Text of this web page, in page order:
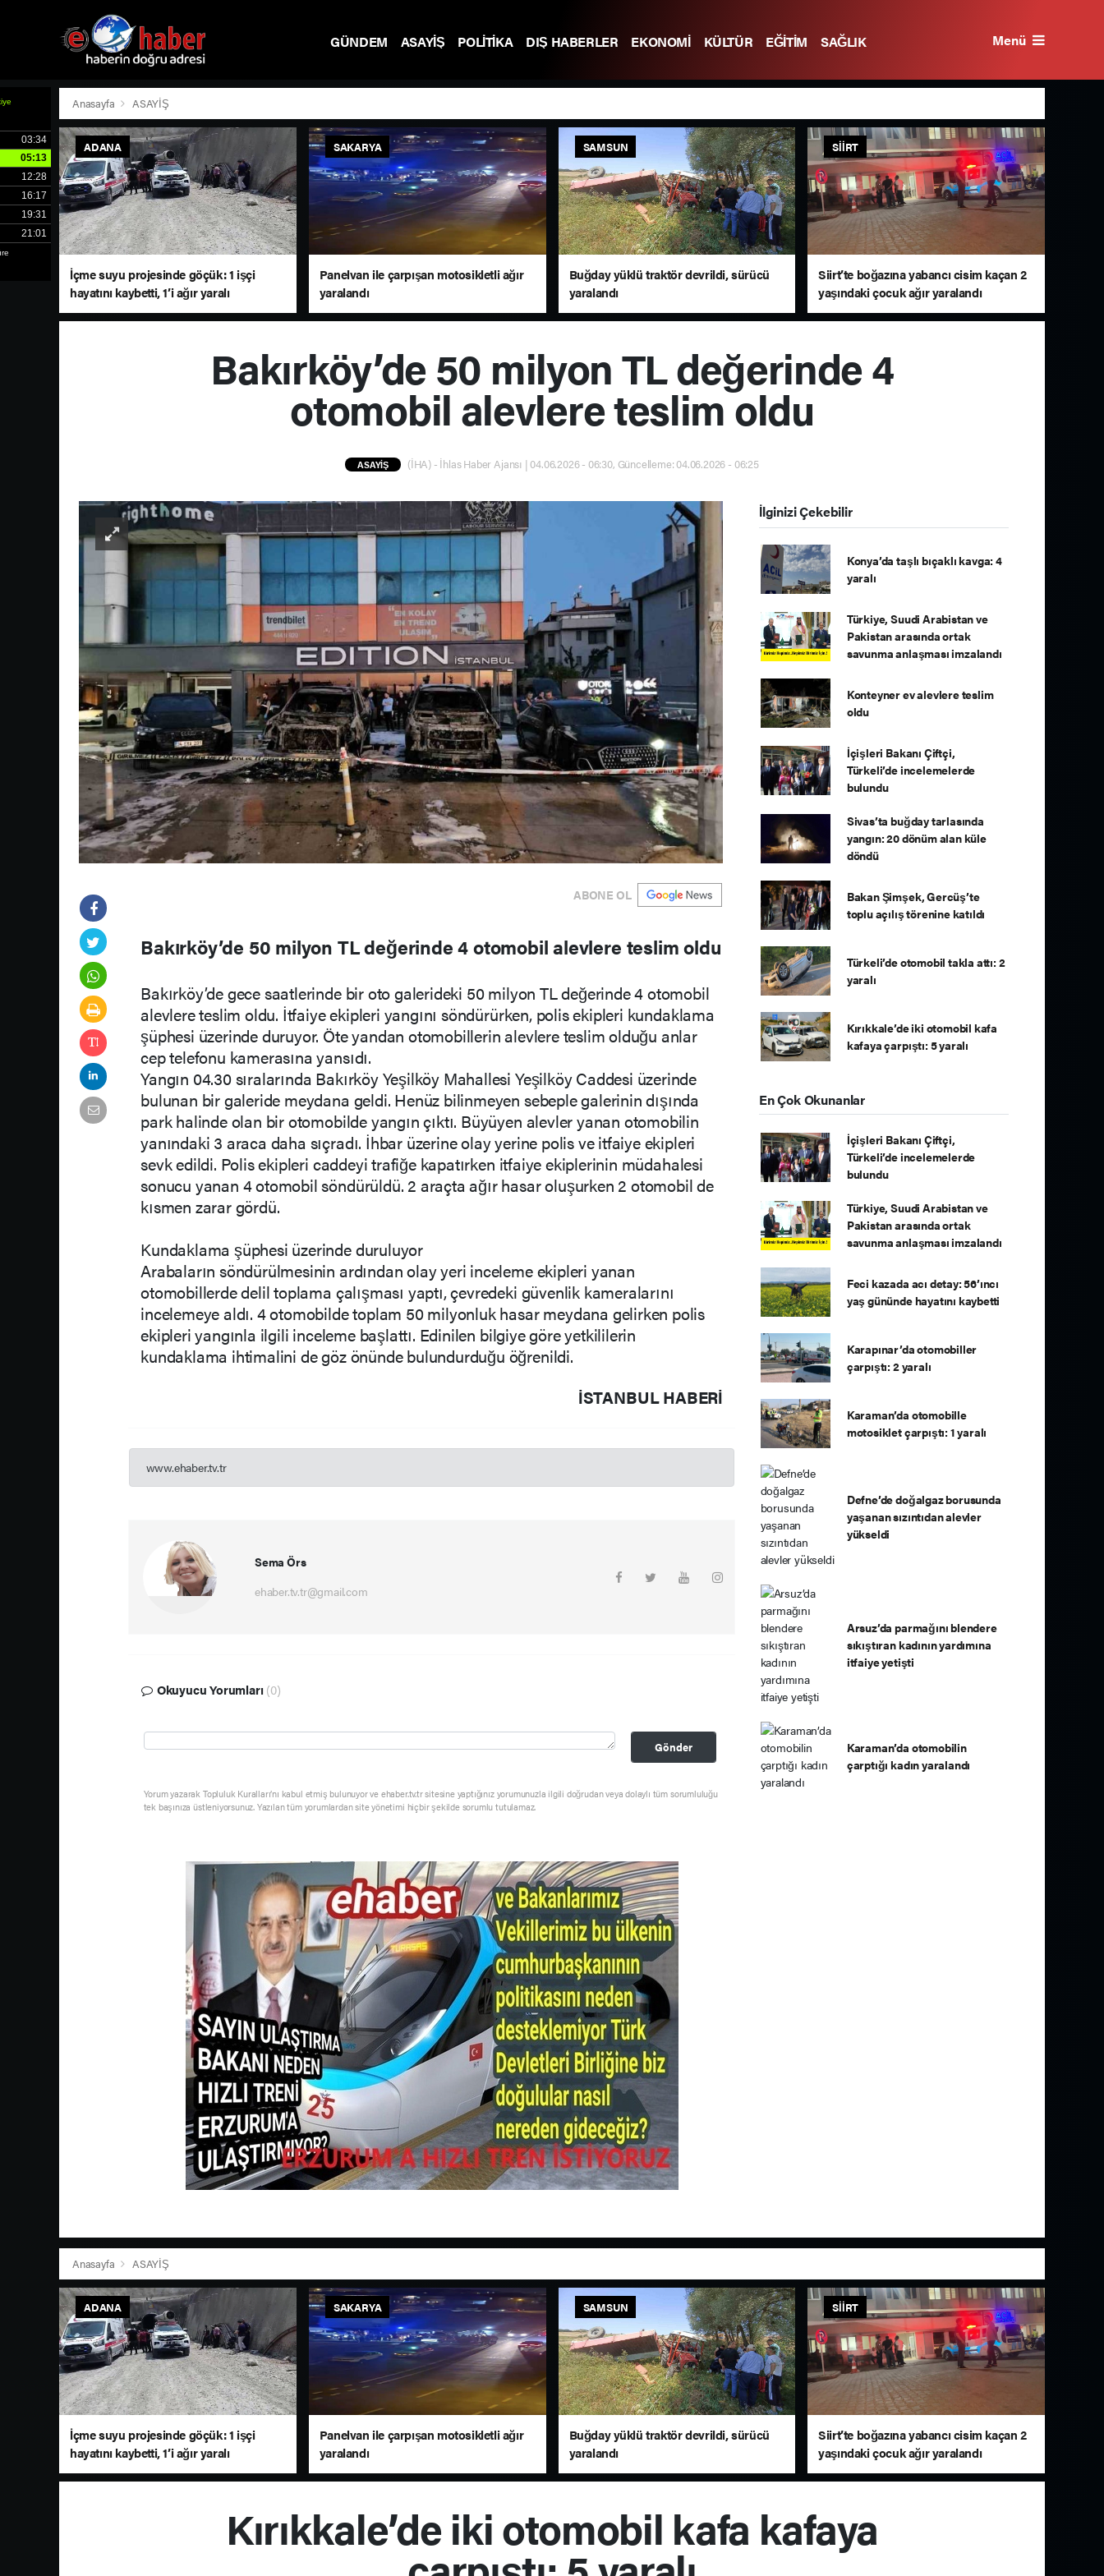
GÜNDEM ASAYİŞ POLİTİKA DIŞ HABERLER EKONOMİ KÜLTÜR EĞİTİM
SAĞLIK
Menü
Anasayfa ASAYİŞ
ADANA
İçme suyu projesinde göçük: 1 işçi
hayatını kaybetti, 1’i ağır yaralı
SAKARYA
Panelvan ile çarpışan motosikletli ağır
yaralandı
SAMSUN
Buğday yüklü traktör devrildi, sürücü
yaralandı
SIIRT
Siirt’te boğazına yabancı cisim kaçan 2
yaşındaki çocuk ağır yaralandı
Bakırköy’de 50 milyon TL değerinde 4
otomobil alevlere teslim oldu
ASAYİŞ (İHA) - İhlas Haber Ajansı | 04.06.2026 - 06:30, Güncelleme: 04.06.2026 - 06:25
ABONE OL
Bakırköy’de 50 milyon TL değerinde 4 otomobil alevlere teslim oldu
Bakırköy’de gece saatlerinde bir oto galerideki 50 milyon TL değerinde 4 otomobil
alevlere teslim oldu. İtfaiye ekipleri yangını söndürürken, polis ekipleri kundaklama
şüphesi üzerinde duruyor. Öte yandan otomobillerin alevlere teslim olduğu anlar
cep telefonu kamerasına yansıdı.
Yangın 04.30 sıralarında Bakırköy Yeşilköy Mahallesi Yeşilköy Caddesi üzerinde
bulunan bir galeride meydana geldi. Henüz bilinmeyen sebeple galerinin dışında
park halinde olan bir otomobilde yangın çıktı. Büyüyen alevler yanan otomobilin
yanındaki 3 araca daha sıçradı. İhbar üzerine olay yerine polis ve itfaiye ekipleri
sevk edildi. Polis ekipleri caddeyi trafiğe kapatırken itfaiye ekiplerinin müdahalesi
sonucu yanan 4 otomobil söndürüldü. 2 araçta ağır hasar oluşurken 2 otomobil de
kısmen zarar gördü.
Kundaklama şüphesi üzerinde duruluyor
Arabaların söndürülmesinin ardından olay yeri inceleme ekipleri yanan
otomobillerde delil toplama çalışması yaptı, çevredeki güvenlik kameralarını
incelemeye aldı. 4 otomobilde toplam 50 milyonluk hasar meydana gelirken polis
ekipleri yangınla ilgili inceleme başlattı. Edinilen bilgiye göre yetkililerin
kundaklama ihtimalini de göz önünde bulundurduğu öğrenildi.
İSTANBUL HABERİ
www.ehaber.tv.tr
Sema Örs
ehaber.tv.tr@gmail.com
Okuyucu Yorumları (0)
Gönder
Yorum yazarak Topluluk Kuralları’nı kabul etmiş bulunuyor ve ehaber.tv.tr sitesine yaptığınız yorumunuzla ilgili doğrudan veya dolaylı tüm sorumluluğu
tek başınıza üstleniyorsunuz. Yazılan tüm yorumlardan site yönetimi hiçbir şekilde sorumlu tutulamaz.
İlginizi Çekebilir
Konya’da taşlı bıçaklı kavga: 4
yaralı
Türkiye, Suudi Arabistan ve
Pakistan arasında ortak
savunma anlaşması imzalandı
Konteyner ev alevlere teslim
oldu
İçişleri Bakanı Çiftçi,
Türkeli’de incelemelerde
bulundu
Sivas’ta buğday tarlasında
yangın: 20 dönüm alan küle
döndü
Bakan Şimşek, Gercüş’te
toplu açılış törenine katıldı
Türkeli’de otomobil takla attı: 2
yaralı
Kırıkkale’de iki otomobil kafa
kafaya çarpıştı: 5 yaralı
En Çok Okunanlar
İçişleri Bakanı Çiftçi,
Türkeli’de incelemelerde
bulundu
Türkiye, Suudi Arabistan ve
Pakistan arasında ortak
savunma anlaşması imzalandı
Feci kazada acı detay: 56’ıncı
yaş gününde hayatını kaybetti
Karapınar’da otomobiller
çarpıştı: 2 yaralı
Karaman’da otomobille
motosiklet çarpıştı: 1 yaralı
Defne’de doğalgaz borusunda
yaşanan sızıntıdan alevler
yükseldi
Arsuz’da parmağını blendere
sıkıştıran kadının yardımına
itfaiye yetişti
Karaman’da otomobilin
çarptığı kadın yaralandı
Anasayfa ASAYİŞ
ADANA
İçme suyu projesinde göçük: 1 işçi
hayatını kaybetti, 1’i ağır yaralı
SAKARYA
Panelvan ile çarpışan motosikletli ağır
yaralandı
SAMSUN
Buğday yüklü traktör devrildi, sürücü
yaralandı
SIIRT
Siirt’te boğazına yabancı cisim kaçan 2
yaşındaki çocuk ağır yaralandı
Kırıkkale’de iki otomobil kafa kafaya